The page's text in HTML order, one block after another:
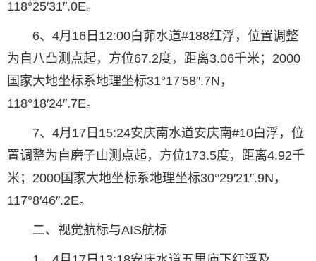
118°25′31″.0E。
6、4月16日12:00白茆水道#188红浮，位置调整
为自八凸测点起，方位67.2度，距离3.06千米；2000
国家大地坐标系地理坐标31°17′58″.7N，
118°18′24″.7E。
7、4月17日15:24安庆南水道安庆南#10白浮，位
置调整为自磨子山测点起，方位173.5度，距离4.92千
米；2000国家大地坐标系地理坐标30°29′21″.9N，
117°8′46″.2E。
二、视觉航标与AIS航标